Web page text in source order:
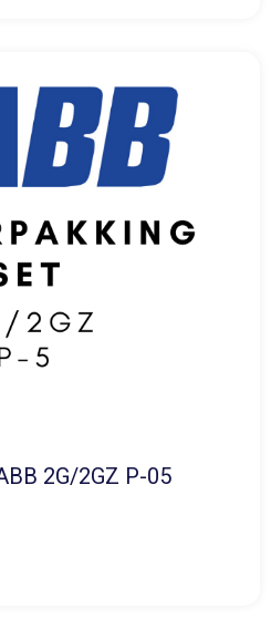
2G/2GZ P-05